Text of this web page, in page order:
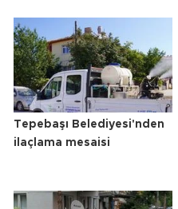
Tepebaşı Belediyesi'nden
ilaçlama mesaisi